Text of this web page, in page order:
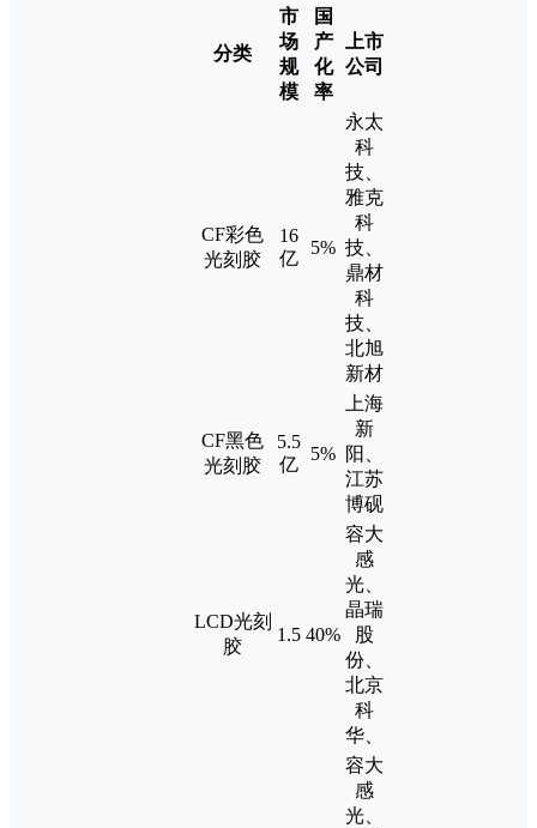
分类
市
场
规
模
国
产
化
率
上市
公司
CF彩色
光刻胶
16
亿
5%
永太
科
技、
雅克
科
技、
鼎材
科
技、
北旭
新材
CF黑色
光刻胶
5.5
亿
5%
上海
新
阳、
江苏
博砚
LCD光刻
胶
1.5 40%
容大
感
光、
晶瑞
股
份、
北京
科
华、
容大
感
光、